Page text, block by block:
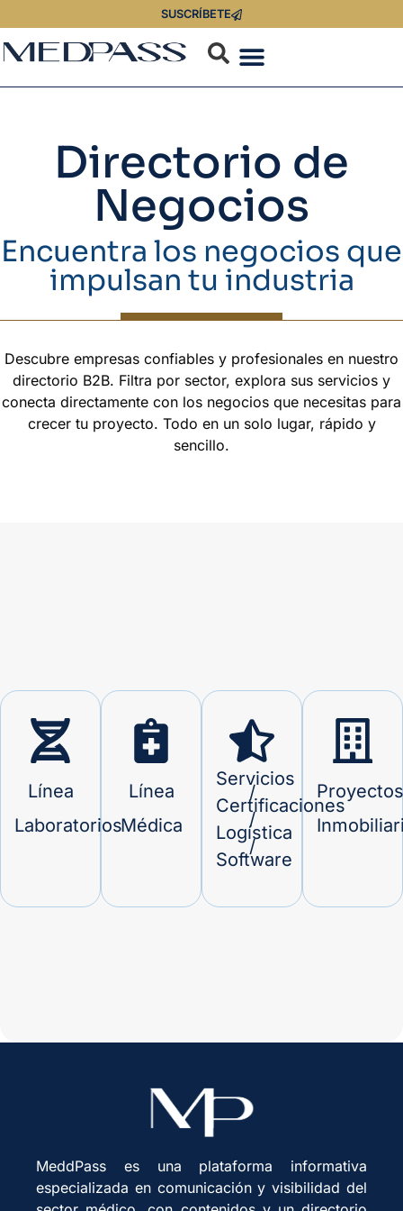
SUSCRÍBETE
Directorio de
Negocios
Encuentra los negocios que
impulsan tu industria
Descubre empresas confiables y profesionales en nuestro
directorio B2B. Filtra por sector, explora sus servicios y
conecta directamente con los negocios que necesitas para
crecer tu proyecto. Todo en un solo lugar, rápido y
sencillo.
Línea
Laboratorios
Línea
Médica
Servicios
/
Certificaciones
/
Logística
/
Software
Proyectos
MeddPass es una plataforma informativa
especializada en comunicación y visibilidad del